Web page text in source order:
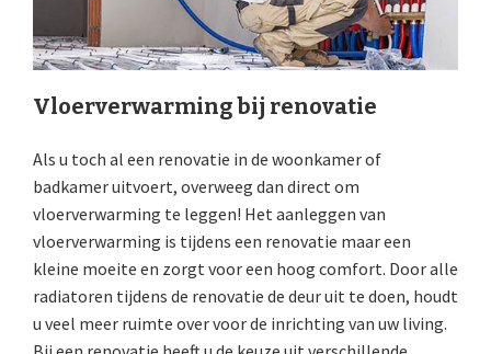
Vloerverwarming bij renovatie
Als u toch al een renovatie in de woonkamer of
badkamer uitvoert, overweeg dan direct om
vloerverwarming te leggen! Het aanleggen van
vloerverwarming is tijdens een renovatie maar een
kleine moeite en zorgt voor een hoog comfort. Door alle
radiatoren tijdens de renovatie de deur uit te doen, houdt
u veel meer ruimte over voor de inrichting van uw living.